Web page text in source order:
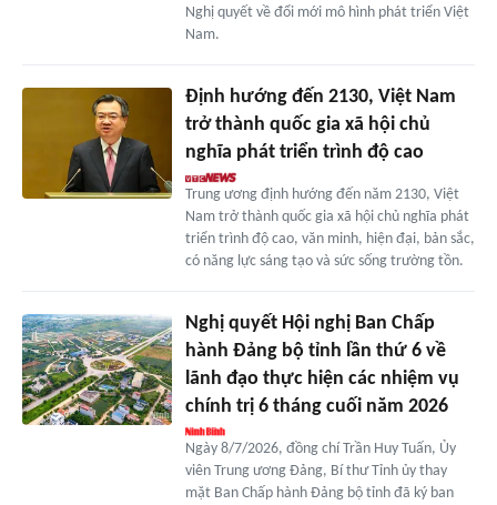
Nghị quyết về đổi mới mô hình phát triển Việt
Nam.
Định hướng đến 2130, Việt Nam
trở thành quốc gia xã hội chủ
nghĩa phát triển trình độ cao
Trung ương định hướng đến năm 2130, Việt
Nam trở thành quốc gia xã hội chủ nghĩa phát
triển trình độ cao, văn minh, hiện đại, bản sắc,
có năng lực sáng tạo và sức sống trường tồn.
Nghị quyết Hội nghị Ban Chấp
hành Đảng bộ tỉnh lần thứ 6 về
lãnh đạo thực hiện các nhiệm vụ
chính trị 6 tháng cuối năm 2026
Ngày 8/7/2026, đồng chí Trần Huy Tuấn, Ủy
viên Trung ương Đảng, Bí thư Tỉnh ủy thay
mặt Ban Chấp hành Đảng bộ tỉnh đã ký ban